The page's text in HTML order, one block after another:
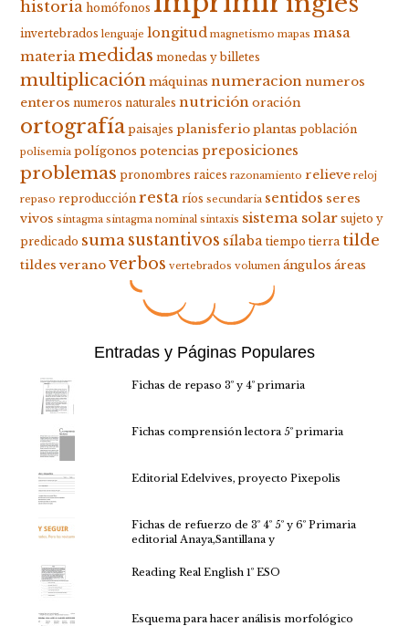
historia homófonos
invertebrados lenguaje longitud magnetismo mapas masa
materia medidas monedas y billetes
multiplicación máquinas numeracion numeros
enteros numeros naturales nutrición oración
ortografía paisajes planisferio plantas población
polisemia polígonos potencias preposiciones
problemas pronombres raices razonamiento relieve reloj
repaso reproducción resta ríos secundaria sentidos seres
vivos sintagma sintagma nominal sintaxis sistema solar sujeto y
predicado sumasustantivos sílaba tiempo tierra tilde
tildes verano verbos vertebrados volumen ángulos áreas
Entradas y Páginas Populares
Fichas de repaso 3º y 4º primaria
Fichas comprensión lectora 5º primaria
Editorial Edelvives, proyecto Pixepolis
Fichas de refuerzo de 3º 4º 5º y 6º Primaria
editorial Anaya,Santillana y
Reading Real English 1º ESO
Esquema para hacer análisis morfológico